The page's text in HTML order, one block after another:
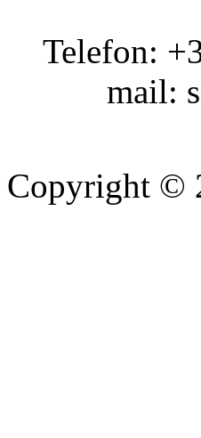
Telefon:
mail:
Copyright ©